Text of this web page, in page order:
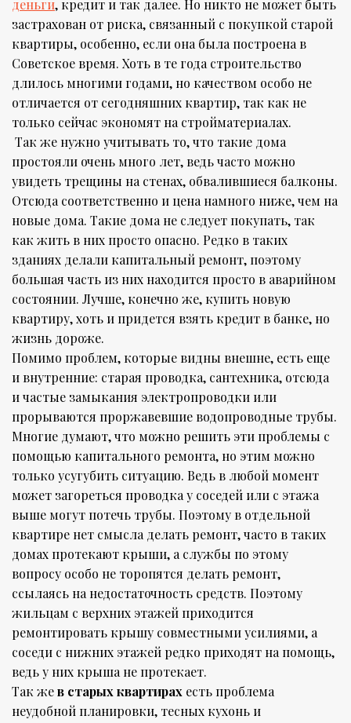
деньги, кредит и так далее. Но никто не может быть
застрахован от риска, связанный с покупкой старой
квартиры, особенно, если она была построена в
Советское время. Хоть в те года строительство
длилось многими годами, но качеством особо не
отличается от сегодняшних квартир, так как не
только сейчас экономят на стройматериалах.
Так же нужно учитывать то, что такие дома
простояли очень много лет, ведь часто можно
увидеть трещины на стенах, обвалившиеся балконы.
Отсюда соответственно и цена намного ниже, чем на
новые дома. Такие дома не следует покупать, так
как жить в них просто опасно. Редко в таких
зданиях делали капитальный ремонт, поэтому
большая часть из них находится просто в аварийном
состоянии. Лучше, конечно же, купить новую
квартиру, хоть и придется взять кредит в банке, но
жизнь дороже.
Помимо проблем, которые видны внешне, есть еще
и внутренние: старая проводка, сантехника, отсюда
и частые замыкания электропроводки или
прорываются проржавевшие водопроводные трубы.
Многие думают, что можно решить эти проблемы с
помощью капитального ремонта, но этим можно
только усугубить ситуацию. Ведь в любой момент
может загореться проводка у соседей или с этажа
выше могут потечь трубы. Поэтому в отдельной
квартире нет смысла делать ремонт, часто в таких
домах протекают крыши, а службы по этому
вопросу особо не торопятся делать ремонт,
ссылаясь на недостаточность средств. Поэтому
жильцам с верхних этажей приходится
ремонтировать крышу совместными усилиями, а
соседи с нижних этажей редко приходят на помощь,
ведь у них крыша не протекает.
Так жев старых квартирах есть проблема
неудобной планировки, тесных кухонь и